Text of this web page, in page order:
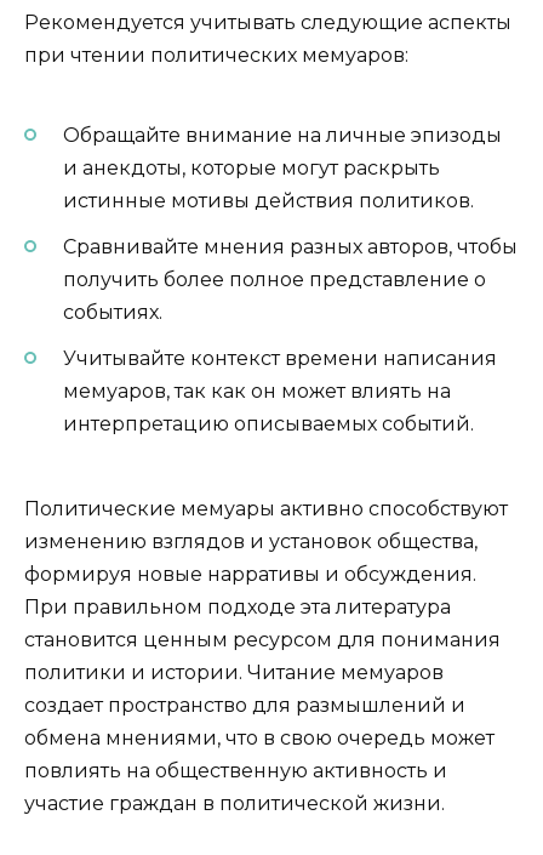
Рекомендуется учитывать следующие аспекты
при чтении политических мемуаров:
Обращайте внимание на личные эпизоды
и анекдоты, которые могут раскрыть
истинные мотивы действия политиков.
Сравнивайте мнения разных авторов, чтобы
получить более полное представление о
событиях.
Учитывайте контекст времени написания
мемуаров, так как он может влиять на
интерпретацию описываемых событий.
Политические мемуары активно способствуют
изменению взглядов и установок общества,
формируя новые нарративы и обсуждения.
При правильном подходе эта литература
становится ценным ресурсом для понимания
политики и истории. Читание мемуаров
создает пространство для размышлений и
обмена мнениями, что в свою очередь может
повлиять на общественную активность и
участие граждан в политической жизни.